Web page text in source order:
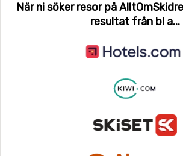
När ni söker resor på
resultat från bl a...